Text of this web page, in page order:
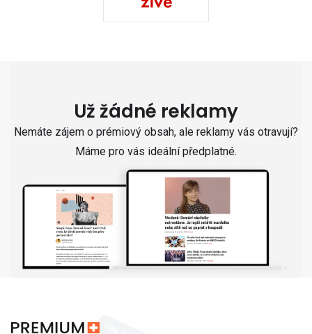
Už žádné reklamy
Nemáte zájem o prémiový obsah, ale reklamy vás otravují?
Máme pro vás ideální předplatné.